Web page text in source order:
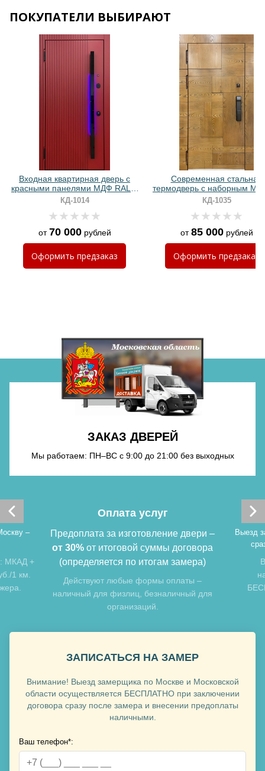
Хочу такую
Хочу такую
Хочу такую
Хочу такую
ПОКУПАТЕЛИ ВЫБИРАЮТ
Входная квартирная дверь с
красными панелями МДФ RAL и
бугельной ручкой с подсветкой
КД-1014
от70 000рублей
Оформить предзаказ
Современная стальная
термодверь с наборным
шпоном и
замком
КД-1035
от85 000рублей
Оформить предзаказ
ЗАКАЗ ДВЕРЕЙ
Мы работаем: ПН–ВС с 9:00 до 21:00 без выходных
–
МКАД +
1 км.
Оплата услуг
Предоплата за изготовление двери –
от 30% от итоговой суммы договора
(определяется по итогам замера)
Действуют любые формы оплаты –
наличный для физлиц, безналичный для
организаций.
Выезд
ЗАПИСАТЬСЯ НА ЗАМЕР
Внимание! Выезд замерщика по Москве и Московской
области осуществляется БЕСПЛАТНО при заключении
договора сразу после замера и внесении предоплаты
наличными.
Ваш телефон*: